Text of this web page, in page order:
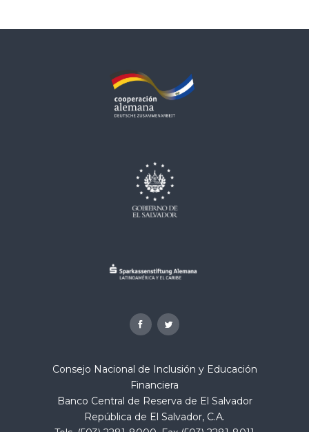
Consejo Nacional de Inclusión y Educación
Financiera
Banco Central de Reserva de El Salvador
República de El Salvador, C.A.